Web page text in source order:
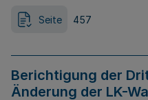
Seite 457
Berichtigung der
Änderung der LK-